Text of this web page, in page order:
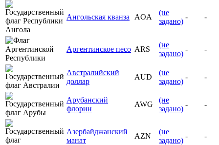
Ангольская кванза AOA
(не
задано)
- -
Аргентинское песо ARS
(не
задано)
- -
Австралийский
доллар
AUD
(не
задано)
- -
Арубанский
флорин
AWG
(не
задано)
- -
Азербайджанский
манат
AZN
(не
задано)
- -